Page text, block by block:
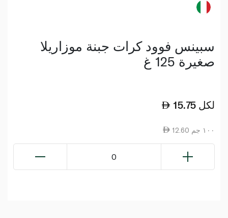
سبينس فوود كرات جبنة موزاريلا
صغيرة 125 غ
15.75 لكل
12.60 ١٠٠ جم
0